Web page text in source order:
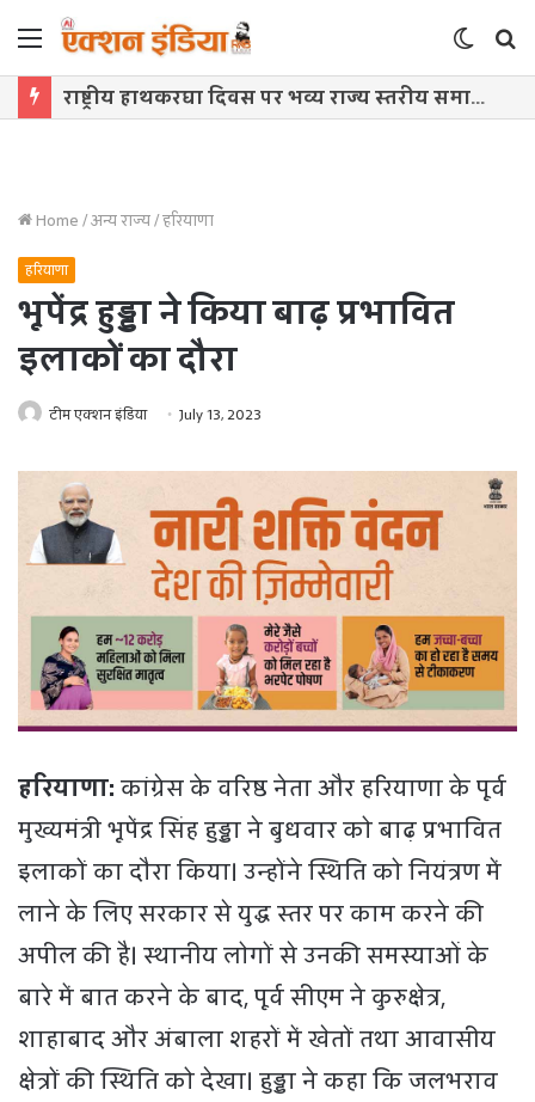
Menu
Switch
skin
राष्ट्रीय हाथकरघा दिवस पर भव्य राज्य स्तरीय समारोह आज, बुनकरों को मिलेगी करोड़ों की सौगात
Home/अन्य राज्य/हरियाणा
हरियाणा
भूपेंद्र हुड्डा ने किया बाढ़ प्रभावित
इलाकों का दौरा
टीम एक्शन इंडिया July 13, 2023
हरियाणा:कांग्रेस के वरिष्ठ नेता और हरियाणा के पूर्व
मुख्यमंत्री भूपेंद्र सिंह हुड्डा ने बुधवार को बाढ़ प्रभावित
इलाकों का दौरा किया। उन्होंने स्थिति को नियंत्रण में
लाने के लिए सरकार से युद्ध स्तर पर काम करने की
अपील की है। स्थानीय लोगों से उनकी समस्याओं के
बारे में बात करने के बाद, पूर्व सीएम ने कुरुक्षेत्र,
शाहाबाद और अंबाला शहरों में खेतों तथा आवासीय
क्षेत्रों की स्थिति को देखा। हुड्डा ने कहा कि जलभराव